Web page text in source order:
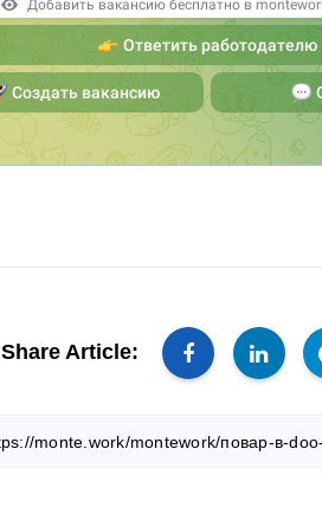
Share Article: